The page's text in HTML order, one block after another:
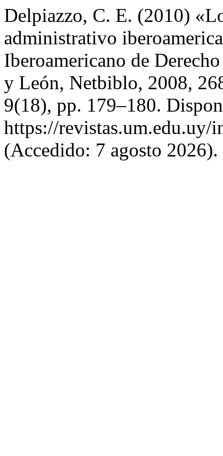
Delpiazzo, C. E. (2010)
administrativo
Iberoamericano de
y León, Netbiblo, 2008,
9(18), pp. 179–180.
https://revistas.um.edu.uy/
(Accedido: 7 agosto 2026).